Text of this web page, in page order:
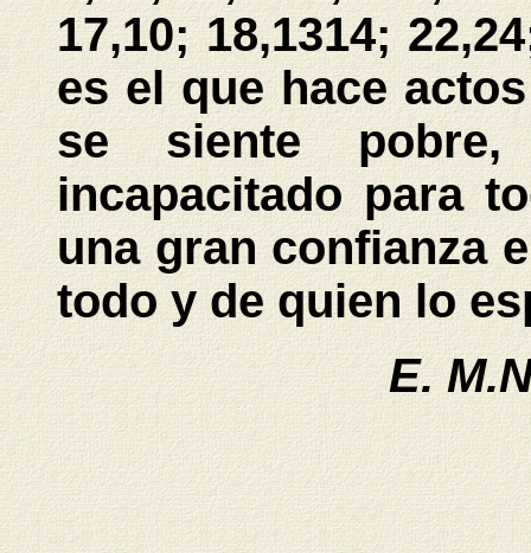
17,10; 18,1314;
es el que hace
se siente
incapacitado para
una gran confianza
todo y de quien lo
E.